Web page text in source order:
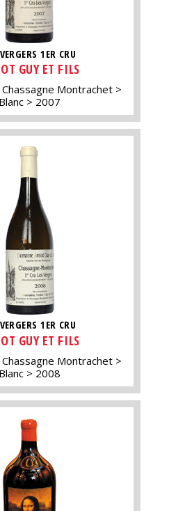
1ER CRU
GUY ET FILS
Chassagne Montrachet
Blanc
2007
1ER CRU
GUY ET FILS
Chassagne Montrachet
Blanc
2008